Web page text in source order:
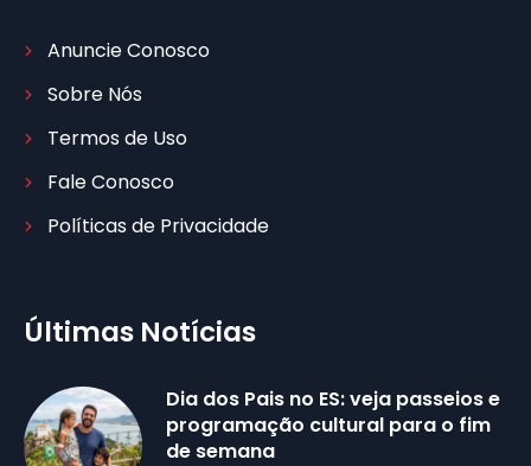
Anuncie Conosco
Sobre Nós
Termos de Uso
Fale Conosco
Políticas de Privacidade
Últimas Notícias
Dia dos Pais no ES: veja passeios e
programação cultural para o fim
de semana